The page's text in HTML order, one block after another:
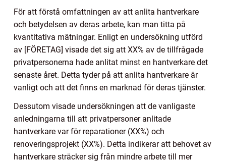
För att förstå omfattningen av att anlita hantverkare
och betydelsen av deras arbete, kan man titta på
kvantitativa mätningar. Enligt en undersökning utförd
av [FÖRETAG] visade det sig att XX% av de tillfrågade
privatpersonerna hade anlitat minst en hantverkare det
senaste året. Detta tyder på att anlita hantverkare är
vanligt och att det finns en marknad för deras tjänster.
Dessutom visade undersökningen att de vanligaste
anledningarna till att privatpersoner anlitade
hantverkare var för reparationer (XX%) och
renoveringsprojekt (XX%). Detta indikerar att behovet av
hantverkare sträcker sig från mindre arbete till mer